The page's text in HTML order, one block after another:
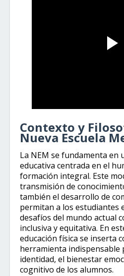
Contexto y
Nueva Escuela
La NEM se fundamenta en
educativa centrada en el
formación integral. Este
transmisión de
también el desarrollo de
permitan a los estudiantes
desafíos del mundo actual
inclusiva y equitativa. En
educación física se inserta
herramienta indispensable
identidad, el bienestar
cognitivo de los alumnos.